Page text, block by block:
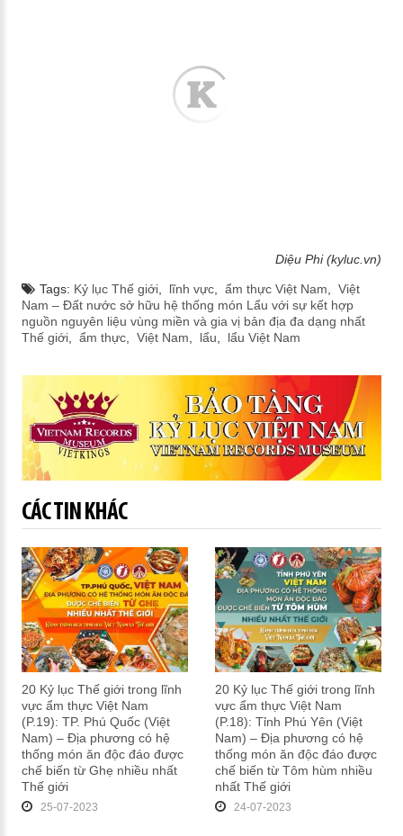
Diệu Phi (kyluc.vn)
Tags: Kỷ lục Thế giới, lĩnh vực, ẩm thực Việt Nam
Việt
Nam – Đất nước sở hữu hệ thống món Lẩu với sự kết hợp
nguồn nguyên liệu vùng miền và gia vị bản địa đa dạng nhất
Thế giới, ẩm thực, Việt Nam lẩu lẩu Việt Nam
CÁC TIN KHÁC
20 Kỷ lục Thế giới trong lĩnh
vực ẩm thực Việt Nam
(P.19): TP. Phú Quốc (Việt
Nam) – Địa phương có hệ
thống món ăn độc đáo được
chế biến từ Ghẹ nhiều nhất
Thế giới
25-07-2023
20 Kỷ lục Thế giới trong lĩnh
vực ẩm thực Việt Nam
(P.18): Tỉnh Phú Yên (Việt
Nam) – Địa phương có hệ
thống món ăn độc đáo được
chế biến từ Tôm hùm nhiều
nhất Thế giới
24-07-2023